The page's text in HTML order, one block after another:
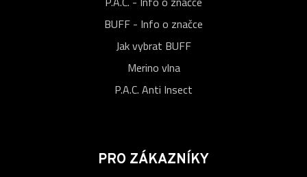
BUFF - Info o značce
Jak vybrat BUFF
Merino vlna
P.A.C. Anti Insect
PRO ZÁKAZNÍKY